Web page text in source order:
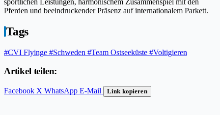
Pferden und beeindruckender Präsenz auf internationalem Parkett.
Tags
#CVI Flyinge #Schweden #Team Ostseeküste #Voltigieren
Artikel teilen:
Facebook X WhatsApp E-Mail Link kopieren